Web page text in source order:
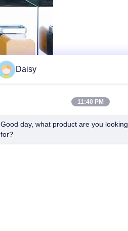
Daisy
11:40 PM
Good day, what product are you looking
for?